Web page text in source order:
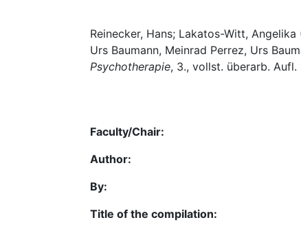
Reinecker, Hans; Lakatos-Witt,
Urs Baumann, Meinrad Perrez, Urs
Psychotherapie, 3., vollst. überarb. Aufl.
Faculty/Chair:
Author:
By:
Title of the compilation: